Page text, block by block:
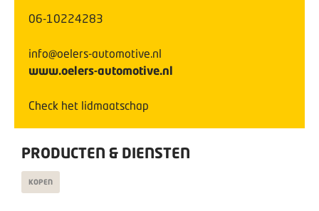
06-10224283
info@oelers-automotive.nl
www.oelers-automotive.nl
Check het lidmaatschap
PRODUCTEN & DIENSTEN
KOPEN